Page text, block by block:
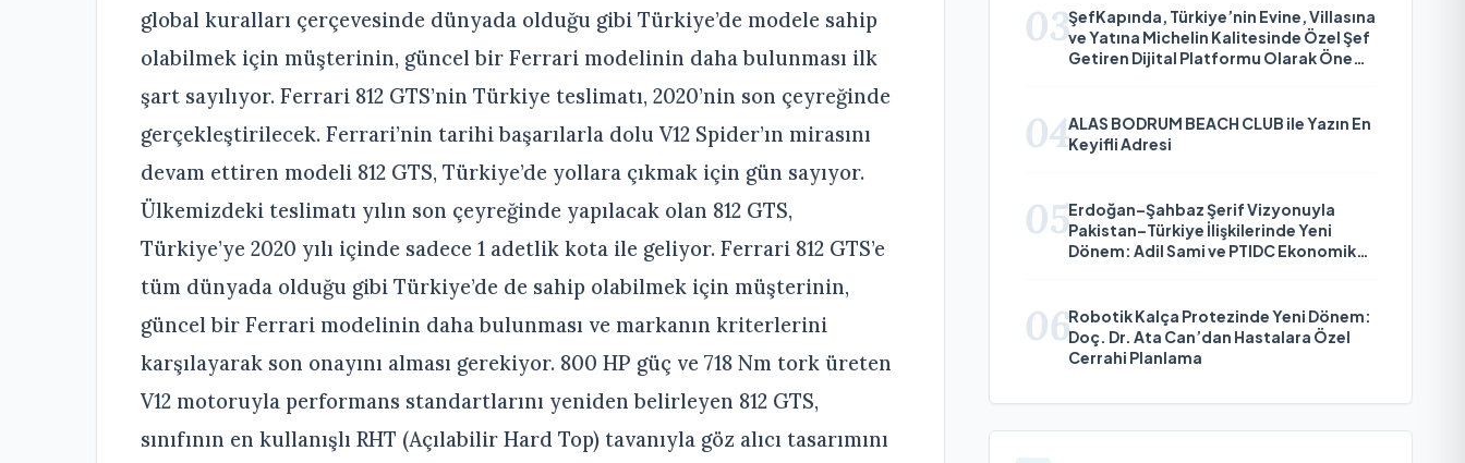
global kuralları çerçevesinde dünyada olduğu gibi Türkiye’de modele sahip
olabilmek için müşterinin, güncel bir Ferrari modelinin daha bulunması ilk
şart sayılıyor. Ferrari 812 GTS’nin Türkiye teslimatı, 2020’nin son çeyreğinde
gerçekleştirilecek. Ferrari’nin tarihi başarılarla dolu V12 Spider’ın mirasını
devam ettiren modeli 812 GTS, Türkiye’de yollara çıkmak için gün sayıyor.
Ülkemizdeki teslimatı yılın son çeyreğinde yapılacak olan 812 GTS,
Türkiye’ye 2020 yılı içinde sadece 1 adetlik kota ile geliyor. Ferrari 812 GTS’e
tüm dünyada olduğu gibi Türkiye’de de sahip olabilmek için müşterinin,
güncel bir Ferrari modelinin daha bulunması ve markanın kriterlerini
karşılayarak son onayını alması gerekiyor. 800 HP güç ve 718 Nm tork üreten
V12 motoruyla performans standartlarını yeniden belirleyen 812 GTS,
sınıfının en kullanışlı RHT (Açılabilir Hard Top) tavanıyla göz alıcı tasarımını
03ŞefKapında, Türkiye’nin Evine, Villasına
ve Yatına Michelin Kalitesinde Özel Şef
Getiren Dijital Platformu Olarak Öne
04ALAS BODRUM BEACH CLUB ile Yazın En
Keyifli Adresi
05Erdoğan–Şahbaz Şerif Vizyonuyla
Pakistan–Türkiye İlişkilerinde Yeni
Dönem: Adil Sami ve PTIDC Ekonomik
06Robotik Kalça Protezinde Yeni Dönem:
Doç. Dr. Ata Can’dan Hastalara Özel
Cerrahi Planlama